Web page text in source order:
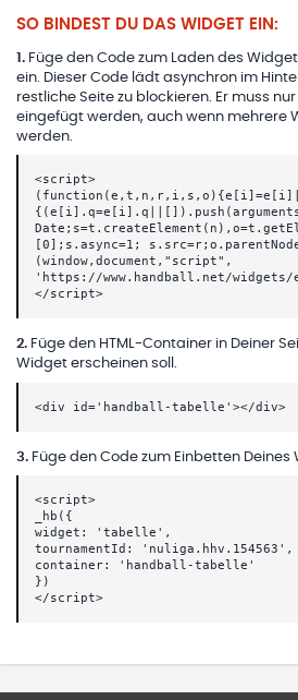
SO BINDEST DU DAS WIDGET EIN:
1 . Füge den Code zum Laden des
ein. Dieser Code lädt asynchron im
restliche Seite zu blockieren. Er muss
eingefügt werden, auch wenn mehrere
werden.
<script>
[0];s.async=1;
(window,document,"script",
'https://www.handball.net/widgets/
</script>
2. Füge den HTML-Container in Deiner
Widget erscheinen soll.
<div id='handball-tabelle'></div>
3. Füge den Code zum Einbetten Deines
<script>
_hb({
widget: 'tabelle',
tournamentId: 'nuliga.hhv.154563',
container: 'handball-tabelle'
})
</script>